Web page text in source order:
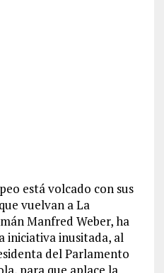
está volcado con sus
vuelvan a La
Manfred Weber, ha
iniciativa inusitada, al
del Parlamento